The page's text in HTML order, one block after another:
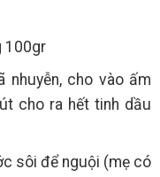
100gr
nhuyễn, cho vào ấm
cho ra hết tinh dầu
sôi để nguội (mẹ có